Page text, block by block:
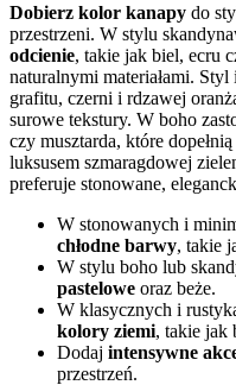
Dobierz kolor kanapy do
przestrzeni. W stylu
odcienie, takie jak biel, ecru
naturalnymi materiałami.
grafitu, czerni i rdzawej
surowe tekstury. W boho
czy musztarda, które
luksusem szmaragdowej
preferuje stonowane,
W stonowanych i
chłodne barwy, takie
W stylu boho lub
pastelowe oraz beże.
W klasycznych i
kolory ziemi, takie jak
Dodaj intensywne
przestrzeń.